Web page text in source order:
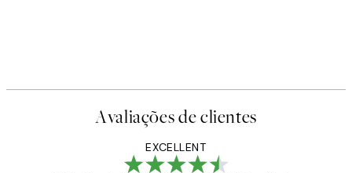
Avaliações de clientes
EXCELLENT